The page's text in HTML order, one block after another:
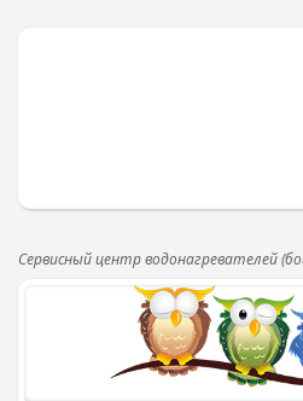
Сервисный центр водонагревателей